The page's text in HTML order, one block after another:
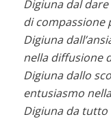
Digiuna dal
di compassione
Digiuna
nella diffusione
Digiuna dallo
entusiasmo
Digiuna da tutto